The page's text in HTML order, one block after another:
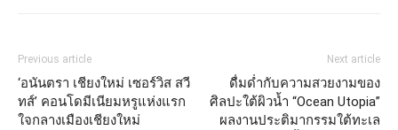
Previous article
‘อนันตรา เชียงใหม่ เซอร์วิส สวี
ทส์’ คอนโดมีเนียมหรูแห่งแรก
ใจกลางเมืองเชียงใหม่
Next article
ดื่มด่ำกับความสวยงามของ
ศิลปะใต้ผิวน้ำ “Ocean Utopia”
ผลงานประติมากรรมใต้ทะเล